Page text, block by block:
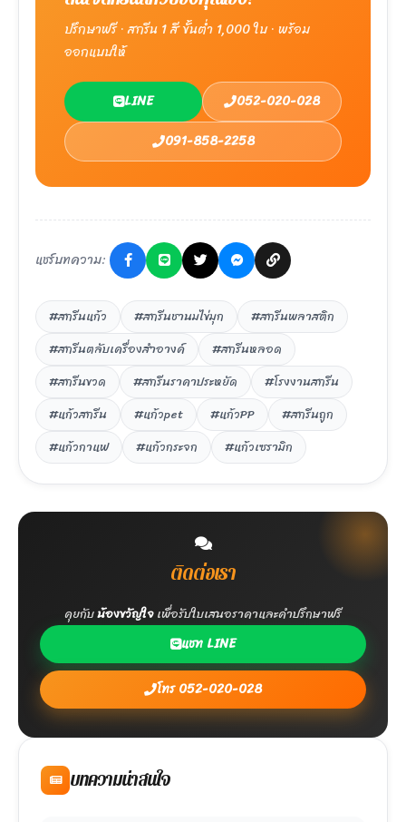
ปรึกษาฟรี · สกรีน 1 สี ขั้นต่ำ 1,000 ใบ · พร้อม
ออกแบบให้
LINE
052-020-028
091-858-2258
แชร์บทความ:
#สกรีนแก้ว #สกรีนชานมไข่มุก
#สกรีนพลาสติก
#สกรีนตลับเครื่องสำอางค์
#สกรีนหลอด
#สกรีนขวด
#สกรีนราคาประหยัด
#โรงงานสกรีน
#แก้วสกรีน
#แก้วpet #แก้วPP
#สกรีนถูก
#แก้วกาแฟ
#แก้วกระจก #แก้วเซรามิก
ติดต่อเรา
คุยกับน้องขวัญใจเพื่อรับใบเสนอราคาและคำปรึกษาฟรี
แชท LINE
โทร 052-020-028
บทความน่าสนใจ